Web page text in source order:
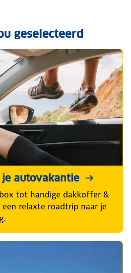
geselecteerd
je autovakantie
tot handige dakkoffer &
relaxte roadtrip naar je